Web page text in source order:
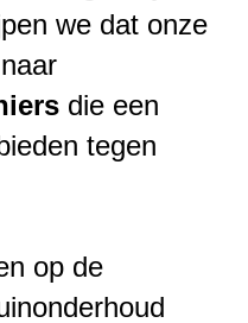
we dat onze
die een
tegen
op de